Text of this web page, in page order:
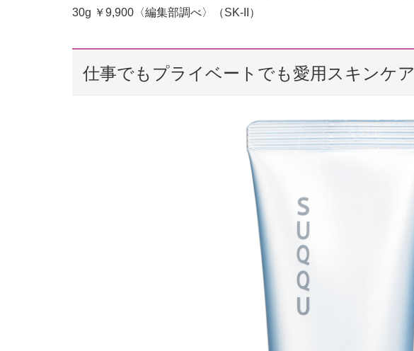
30g ￥9,900〈編集部調べ〉（SK-II）
仕事でもプライベートでも愛用スキンケア